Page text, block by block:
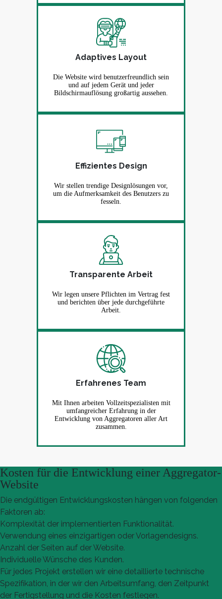
Adaptives Layout
Die Website wird benutzerfreundlich sein
und auf jedem Gerät und jeder
Bildschirmauflösung großartig aussehen.
Effizientes Design
Wir stellen trendige Designlösungen vor,
um die Aufmerksamkeit des Benutzers zu
fesseln.
Transparente Arbeit
Wir legen unsere Pflichten im Vertrag fest
und berichten über jede durchgeführte
Arbeit.
Erfahrenes Team
Mit Ihnen arbeiten Vollzeitspezialisten mit
umfangreicher Erfahrung in der
Entwicklung von Aggregatoren aller Art
zusammen.
Kosten für die Entwicklung einer Aggregator-
Website
Die endgültigen Entwicklungskosten hängen von folgenden
Faktoren ab:
Komplexität der implementierten Funktionalität.
Verwendung eines einzigartigen oder Vorlagendesigns.
Anzahl der Seiten auf der Website.
Individuelle Wünsche des Kunden.
Für jedes Projekt erstellen wir eine detaillierte technische
Spezifikation, in der wir den Arbeitsumfang, den Zeitpunkt
der Fertigstellung und die Kosten festlegen.